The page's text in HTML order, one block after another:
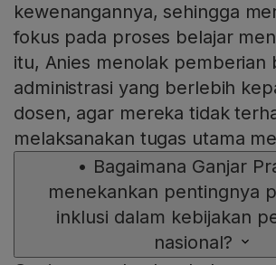
kewenangannya, sehingga
fokus pada proses belajar
itu, Anies menolak pemberian
administrasi yang berlebih
dosen, agar mereka tidak
melaksanakan tugas utama
• Bagaimana Ganjar
menekankan pentingnya
inklusi dalam kebijakan
nasional?